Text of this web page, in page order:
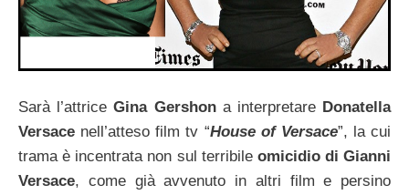
Sarà l’attriceGina Gershona interpretare Donatella
Versace nell’atteso film tv “House of Versace”, la cui
trama è incentrata non sul terribile omicidio di Gianni
Versace, come già avvenuto in altri film e persino